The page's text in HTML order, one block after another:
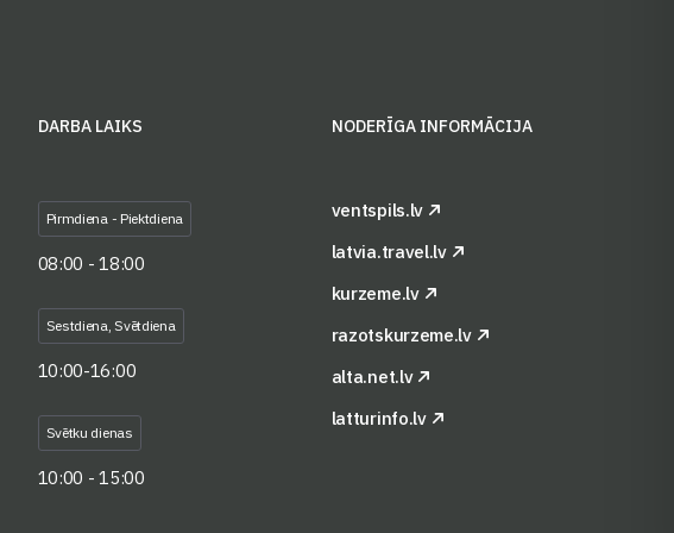
DARBA LAIKS NODERĪGA INFORMĀCIJA
Pirmdiena - Piektdiena
08:00 - 18:00
Sestdiena, Svētdiena
10:00-16:00
Svētku dienas
10:00 - 15:00
ventspils.lv
latvia.travel.lv
kurzeme.lv
razotskurzeme.lv
alta.net.lv
latturinfo.lv